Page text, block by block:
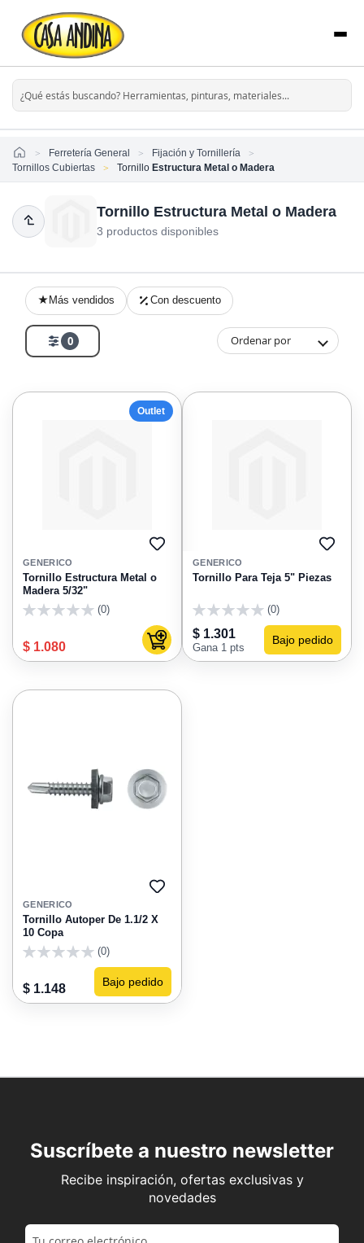
HomeFerretería General
Fijación y Tornillería
Tornillos Cubiertas
Tornillo Estructura Metal o Madera
Tornillo Estructura Metal o Madera
3 productos disponibles
Más vendidos Con descuento
0 Ordenar por
Outlet
AGREGAR
FAVORITOS
GENERICO
Tornillo Estructura Metal o
Madera 5/32"
(0)
$ 1.080 Agregar al carrito
GENERICO
Tornillo Para Teja 5" Piezas
(0)
$ 1.301
Gana 1 pts
Bajo pedido
AGREGAR
FAVORITOS
GENERICO
Tornillo Autoper De 1.1/2 X
10 Copa
(0)
$ 1.148 Bajo pedido
Suscríbete a nuestro newsletter
Recibe inspiración, ofertas exclusivas y
novedades